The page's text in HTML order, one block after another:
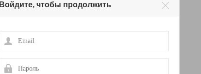
Войдите, чтобы продолжить
Email
Пароль